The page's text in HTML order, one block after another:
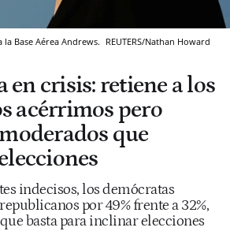
Base Aérea Andrews. REUTERS/Nathan Howard
en crisis: retiene a los
acérrimos pero
que
indecisos, los demócratas
por 49% frente a 32%,
basta para inclinar elecciones